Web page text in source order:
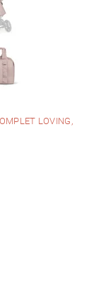
LOVING,